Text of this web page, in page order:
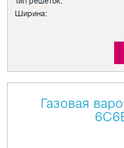
Ширина:
Газовая